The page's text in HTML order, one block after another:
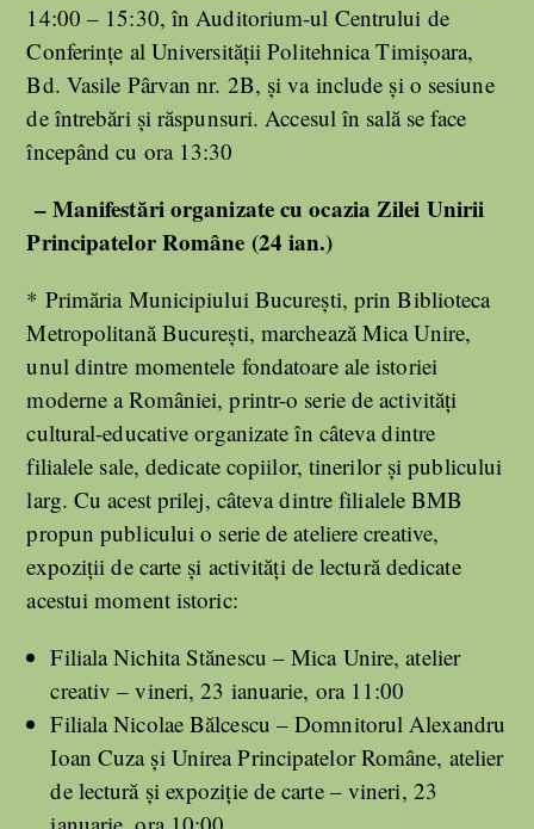
14:00 – 15:30, în Auditorium-ul Centrului de
Conferinţe al Universităţii Politehnica Timişoara,
Bd. Vasile Pârvan nr. 2B, şi va include şi o sesiune
de întrebări şi răspunsuri. Accesul în sală se face
începând cu ora 13:30
– Manifestări organizate cu ocazia Zilei Unirii
Principatelor Române (24 ian.)
* Primăria Municipiului București, prin Biblioteca
Metropolitană București, marchează Mica Unire,
unul dintre momentele fondatoare ale istoriei
moderne a României, printr-o serie de activități
cultural-educative organizate în câteva dintre
filialele sale, dedicate copiilor, tinerilor și publicului
larg. Cu acest prilej, câteva dintre filialele BMB
propun publicului o serie de ateliere creative,
expoziții de carte și activități de lectură dedicate
acestui moment istoric:
Filiala Nichita Stănescu – Mica Unire, atelier
creativ – vineri, 23 ianuarie, ora 11:00
Filiala Nicolae Bălcescu – Domnitorul Alexandru
Ioan Cuza și Unirea Principatelor Române, atelier
de lectură și expoziție de carte – vineri, 23